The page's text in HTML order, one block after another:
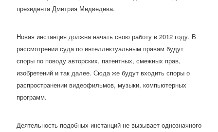
президента Дмитрия Медведева.
Новая инстанция должна начать свою работу в 2012 году. В
рассмотрении суда по интеллектуальным правам будут
споры по поводу авторских, патентных, смежных прав,
изобретений и так далее. Сюда же будут входить споры о
распространении видеофильмов, музыки, компьютерных
программ.
Деятельность подобных инстанций не вызывает однозначного